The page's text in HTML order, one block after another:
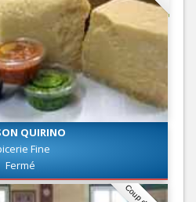
QUIRINO
Fine
Fermé